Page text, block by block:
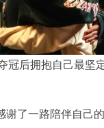
冠后拥抱自己最
谢了一路陪伴自己